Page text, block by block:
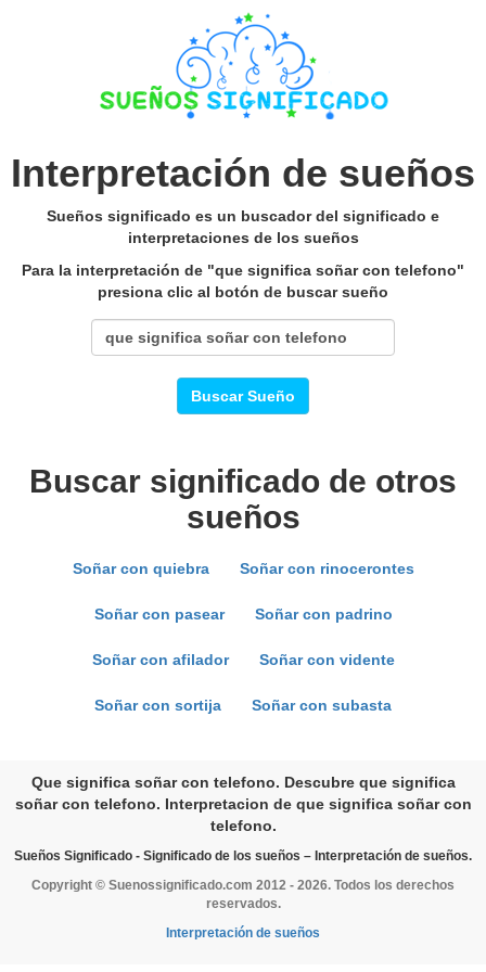
Interpretación de sueños
Sueños significado es un buscador del significado e
interpretaciones de los sueños
Para la interpretación de "que significa soñar con telefono"
presiona clic al botón de buscar sueño
Buscar Sueño
Buscar significado de otros
sueños
Soñar con quiebra Soñar con rinocerontes
Soñar con pasear Soñar con padrino
Soñar con afilador Soñar con vidente
Soñar con sortija Soñar con subasta
Que significa soñar con telefono. Descubre que significa
soñar con telefono. Interpretacion de que significa soñar con
telefono.
Sueños Significado - Significado de los sueños – Interpretación de sueños.
Copyright © Suenossignificado.com 2012 - 2026. Todos los derechos
reservados.
Interpretación de sueños